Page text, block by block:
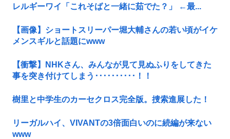
レルギーワイ「これそばと一緒に茹でた？」 ←最...
【画像】ショートスリーパー堀大輔さんの若い頃がイケ
メンスギルと話題にwww
【衝撃】NHKさん、みんなが見て見ぬふりをしてきた
事を突き付けてしまう･･････････！！
樹里と中学生のカーセクロス完全版。捜索進展した！
リーガルハイ、VIVANTの3倍面白いのに続編が来ない
www